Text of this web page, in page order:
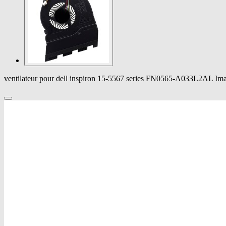
ventilateur pour dell inspiron 15-5567 series FN0565-A033L2AL